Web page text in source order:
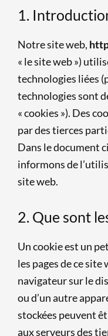
1.
Notre site web,
« le site web »)
technologies liées
technologies sont
« cookies »). Des
par des tierces
Dans le document
informons de
site web.
2. Que sont
Un cookie est un
les pages de ce
navigateur sur le
ou d’un autre
stockées peuvent
aux serveurs des
protect